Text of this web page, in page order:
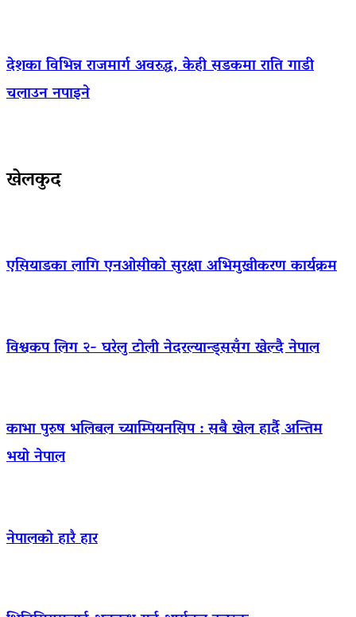
देशका विभिन्न राजमार्ग अवरुद्ध, केही सडकमा राति गाडी
चलाउन नपाइने
खेलकुद
एसियाडका लागि एनओसीको सुरक्षा अभिमुखीकरण कार्यक्रम
विश्वकप लिग २- घरेलु टोली नेदरल्यान्ड्ससँग खेल्दै नेपाल
काभा पुरुष भलिबल च्याम्पियनसिप : सबै खेल हार्दै अन्तिम
भयो नेपाल
नेपालको हारै हार